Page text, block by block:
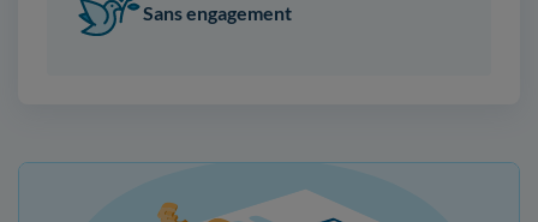
Sans engagement